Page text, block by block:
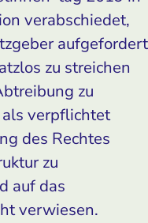
verabschiedet,
aufgefordert
zu streichen
zu
verpflichtet
des Rechtes
zu
auf das
verwiesen.